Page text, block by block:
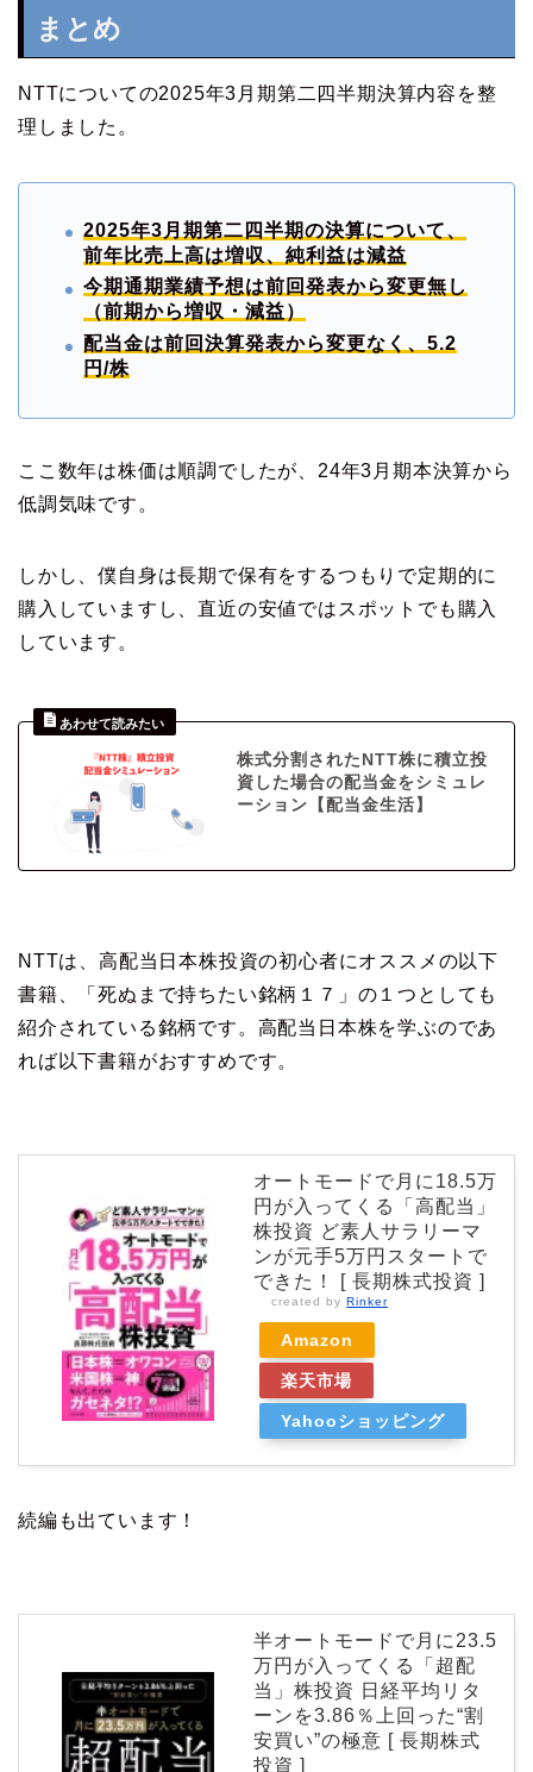
まとめ
NTTについての2025年3月期第二四半期決算内容を整
理しました。
2025年3月期第二四半期の決算について、
前年比売上高は増収、純利益は減益
今期通期業績予想は前回発表から変更無し
（前期から増収・減益）
配当金は前回決算発表から変更なく、5.2
円/株
ここ数年は株価は順調でしたが、24年3月期本決算から
低調気味です。
しかし、僕自身は長期で保有をするつもりで定期的に
購入していますし、直近の安値ではスポットでも購入
しています。
株式分割されたNTT株に積立投
資した場合の配当金をシミュレ
ーション【配当金生活】
NTTは、高配当日本株投資の初心者にオススメの以下
書籍、「死ぬまで持ちたい銘柄１７」の１つとしても
紹介されている銘柄です。高配当日本株を学ぶのであ
れば以下書籍がおすすめです。
オートモードで月に18.5万
円が入ってくる「高配当」
株投資 ど素人サラリーマ
ンが元手5万円スタートで
できた！ [ 長期株式投資 ]
created by Rinker
Amazon
楽天市場
Yahooショッピング
続編も出ています！
半オートモードで月に23.5
万円が入ってくる「超配
当」株投資 日経平均リタ
ーンを3.86％上回った“割
安買い”の極意 [ 長期株式
投資 ]